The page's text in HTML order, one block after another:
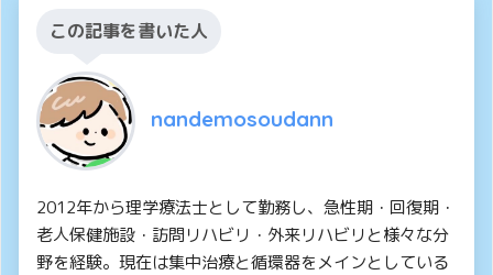
この記事を書いた人
nandemosoudann
2012年から理学療法士として勤務し、急性期・回復期・
老人保健施設・訪問リハビリ・外来リハビリと様々な分
野を経験。現在は集中治療と循環器をメインとしている